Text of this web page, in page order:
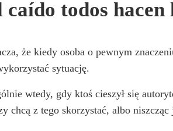
todos hacen
że kiedy osoba o pewnym
sytuację.
wtedy, gdy ktoś cieszył się
chcą z tego skorzystać, albo